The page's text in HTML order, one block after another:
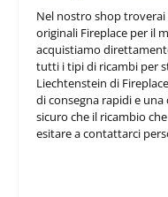
Nel nostro shop
originali Fireplace per il
acquistiamo
tutti i tipi di ricambi per
Liechtenstein di
di consegna rapidi e una
sicuro che il ricambio
esitare a contattarci